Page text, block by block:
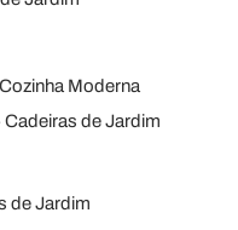
Moderna
Cadeiras de Jardim
de Jardim